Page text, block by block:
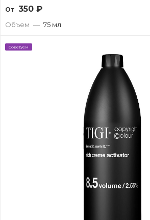
От 350 ₽
Объем — 75 мл
Советуем